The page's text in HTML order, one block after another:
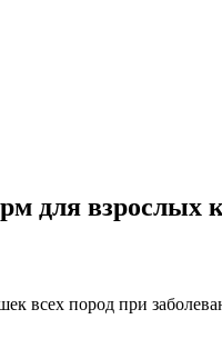
для взрослых